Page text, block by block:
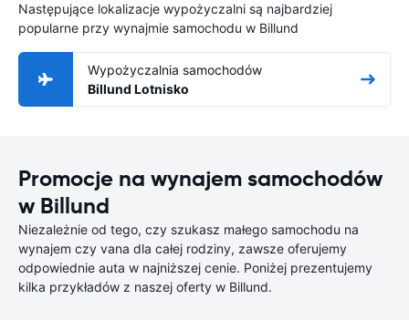
Następujące lokalizacje wypożyczalni są najbardziej
popularne przy wynajmie samochodu w Billund
Wypożyczalnia samochodów
Billund Lotnisko
Promocje na wynajem samochodów
w Billund
Niezależnie od tego, czy szukasz małego samochodu na
wynajem czy vana dla całej rodziny, zawsze oferujemy
odpowiednie auta w najniższej cenie. Poniżej prezentujemy
kilka przykładów z naszej oferty w Billund.